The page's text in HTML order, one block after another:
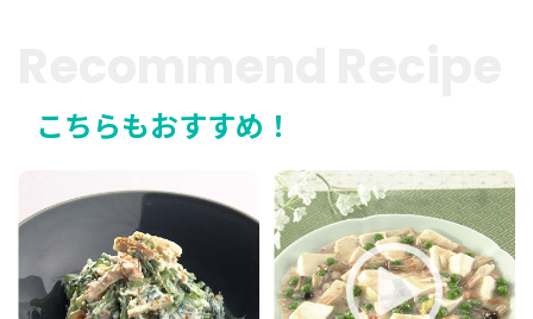
こちらもおすすめ！